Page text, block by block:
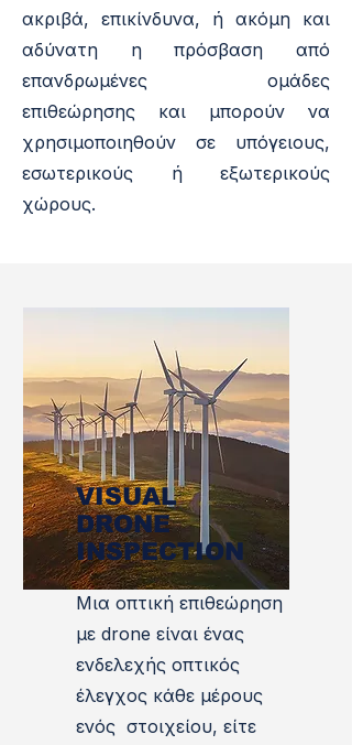
ακριβά, επικίνδυνα, ή ακόμη και
αδύνατη η πρόσβαση από
επανδρωμένες ομάδες
επιθεώρησης και μπορούν να
χρησιμοποιηθούν σε υπόγειους,
εσωτερικούς ή εξωτερικούς
χώρους.
VISUAL
DRONE
INSPECTION
Μια οπτική επιθεώρηση
με drone είναι ένας
ενδελεχής οπτικός
έλεγχος κάθε μέρους
ενός στοιχείου, είτε